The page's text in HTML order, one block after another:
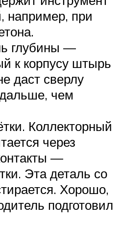
например, при
глубины —
к корпусу штырь
даст сверлу
чем
Коллекторный
через
—
Эта деталь со
Хорошо,
подготовил